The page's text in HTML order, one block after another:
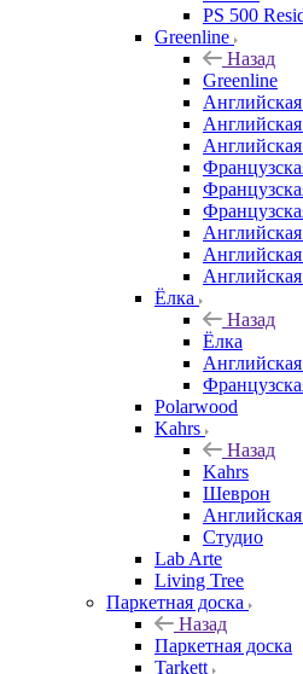
PS 500
Greenline
Назад
Greenline
Английская
Ёлка
Назад
Ёлка
Английская
Polarwood
Kahrs
Назад
Kahrs
Шеврон
Английская
Студио
Lab Arte
Living Tree
Паркетная доска
Назад
Паркетная доска
Tarkett